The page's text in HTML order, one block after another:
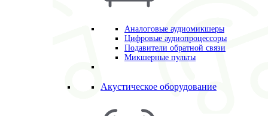
Аналоговые аудиомикшеры
Цифровые аудиопроцессоры
Подавители обратной связи
Микшерные пульты
Акустическое оборудование